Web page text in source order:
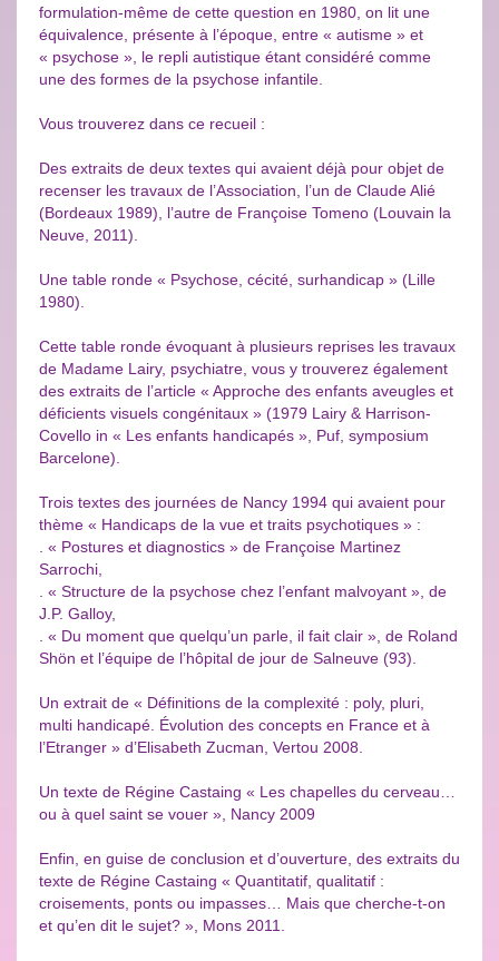
formulation-même de cette question en 1980, on lit une
équivalence, présente à l’époque, entre « autisme » et
« psychose », le repli autistique étant considéré comme
une des formes de la psychose infantile.
Vous trouverez dans ce recueil :
Des extraits de deux textes qui avaient déjà pour objet de
recenser les travaux de l’Association, l’un de Claude Alié
(Bordeaux 1989), l’autre de Françoise Tomeno (Louvain la
Neuve, 2011).
Une table ronde « Psychose, cécité, surhandicap » (Lille
1980).
Cette table ronde évoquant à plusieurs reprises les travaux
de Madame Lairy, psychiatre, vous y trouverez également
des extraits de l’article « Approche des enfants aveugles et
déficients visuels congénitaux » (1979 Lairy & Harrison-
Covello in « Les enfants handicapés », Puf, symposium
Barcelone).
Trois textes des journées de Nancy 1994 qui avaient pour
thème « Handicaps de la vue et traits psychotiques » :
. « Postures et diagnostics » de Françoise Martinez
Sarrochi,
. « Structure de la psychose chez l’enfant malvoyant », de
J.P. Galloy,
. « Du moment que quelqu’un parle, il fait clair », de Roland
Shön et l’équipe de l’hôpital de jour de Salneuve (93).
Un extrait de « Définitions de la complexité : poly, pluri,
multi handicapé. Évolution des concepts en France et à
l’Etranger » d’Elisabeth Zucman, Vertou 2008.
Un texte de Régine Castaing « Les chapelles du cerveau…
ou à quel saint se vouer », Nancy 2009
Enfin, en guise de conclusion et d’ouverture, des extraits du
texte de Régine Castaing « Quantitatif, qualitatif :
croisements, ponts ou impasses… Mais que cherche-t-on
et qu’en dit le sujet? », Mons 2011.